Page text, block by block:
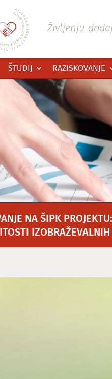
ŠTUDIJ RAZISKOVANJE
Življenju
NA ŠIPK